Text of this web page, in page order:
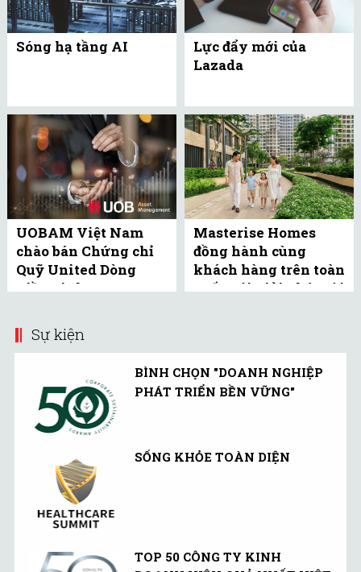
Sóng hạ tầng AI
Lực đẩy mới của
Lazada
UOBAM Việt Nam
chào bán Chứng chỉ
Quỹ United Dòng
Tiền Linh Hoạt
Masterise Homes
đồng hành cùng
khách hàng trên toàn
quốc với giải pháp tài
Sự kiện
BÌNH CHỌN "DOANH NGHIỆP
PHÁT TRIỂN BỀN VỮNG"
SỐNG KHỎE TOÀN DIỆN
TOP 50 CÔNG TY KINH